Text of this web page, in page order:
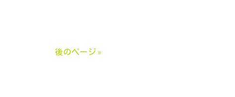
後のページ »